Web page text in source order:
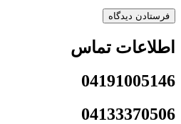
اطلاعات تماس
04191005146
04133370506